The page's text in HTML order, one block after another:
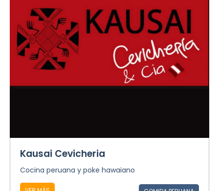
Kausai Cevicheria
Cocina peruana y poke hawaiano